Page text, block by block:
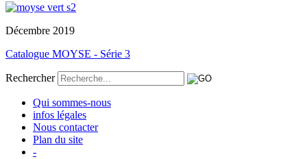
Décembre 2019
Catalogue MOYSE - Série 3
Rechercher
Qui sommes-nous
infos légales
Nous contacter
Plan du site
-